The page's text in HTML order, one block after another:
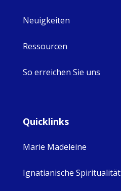
Neuigkeiten
Ressourcen
So erreichen Sie uns
Quicklinks
Marie Madeleine
Ignatianische Spiritualität